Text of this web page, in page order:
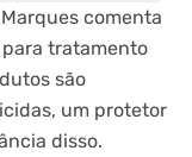
comenta
tratamento
são
um protetor
disso.